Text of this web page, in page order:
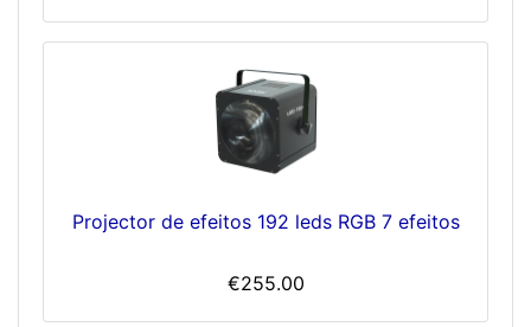
Projector de efeitos 192 leds RGB 7 efeitos
€255.00